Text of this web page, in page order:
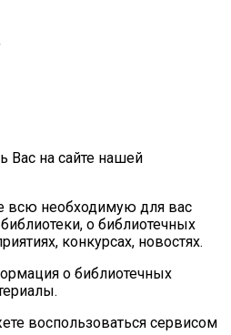
Вас на сайте нашей
всю необходимую для вас
о библиотечных
конкурсах, новостях.
о библиотечных
воспользоваться сервисом